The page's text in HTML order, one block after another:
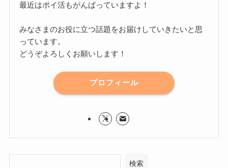
最近はポイ活もがんばっていますよ！
みなさまのお役に立つ話題をお届けしていきたいと思
っています。
どうぞよろしくお願いします！
プロフィール
検索